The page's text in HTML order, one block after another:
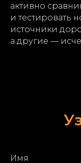
активно
и тестировать
источники
а другие —
Имя